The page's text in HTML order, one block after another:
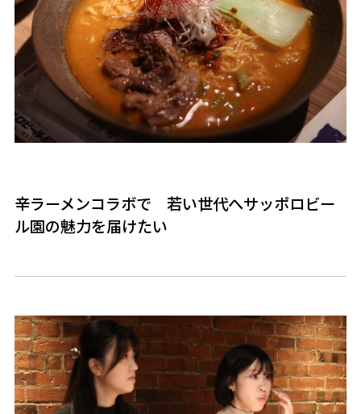
辛ラーメンコラボで 若い世代へサッポロビー
ル園の魅力を届けたい